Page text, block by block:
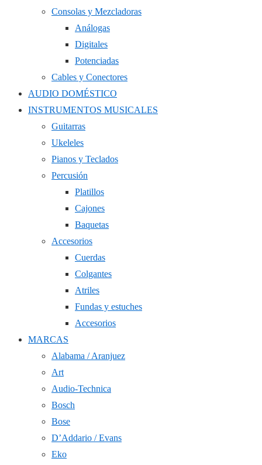
Consolas y Mezcladoras
Análogas
Digitales
Potenciadas
Cables y Conectores
AUDIO DOMÉSTICO
INSTRUMENTOS MUSICALES
Guitarras
Ukeleles
Pianos y Teclados
Percusión
Platillos
Cajones
Baquetas
Accesorios
Cuerdas
Colgantes
Atriles
Fundas y estuches
Accesorios
MARCAS
Alabama / Aranjuez
Art
Audio-Technica
Bosch
Bose
D’Addario / Evans
Eko